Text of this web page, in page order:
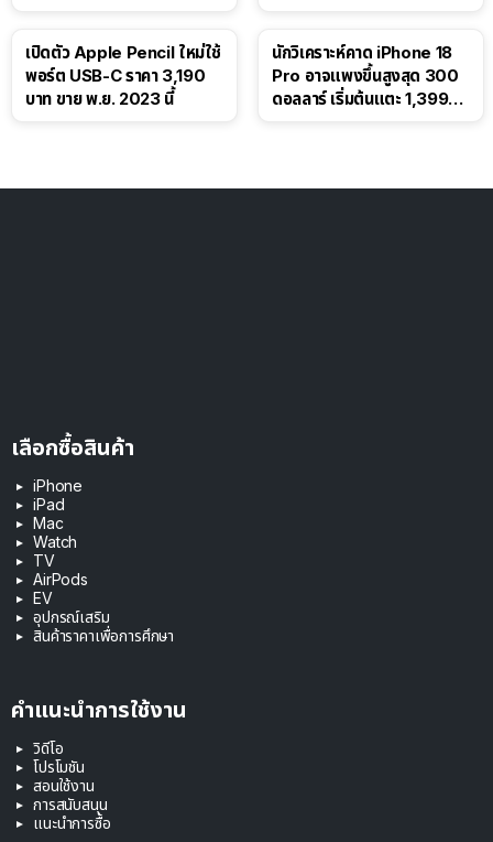
เปิดตัว Apple Pencil ใหม่ใช้
พอร์ต USB-C ราคา 3,190
บาท ขาย พ.ย. 2023 นี้
นักวิเคราะห์คาด iPhone 18
Pro อาจแพงขึ้นสูงสุด 300
ดอลลาร์ เริ่มต้นแตะ 1,399
เลือกซื้อสินค้า
iPhone
iPad
Mac
Watch
TV
AirPods
EV
อุปกรณ์เสริม
สินค้าราคาเพื่อการศึกษา
คำแนะนำการใช้งาน
วิดีโอ
โปรโมชัน
สอนใช้งาน
การสนับสนุน
แนะนำการซื้อ